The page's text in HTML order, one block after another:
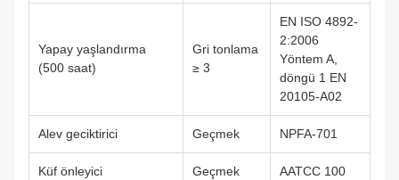
Yapay yaşlandırma
(500 saat)
Gri tonlama
≥ 3
EN ISO 4892-
2:2006
Yöntem A,
döngü 1 EN
20105-A02
Alev geciktirici Geçmek NPFA-701
Küf önleyici Geçmek AATCC 100